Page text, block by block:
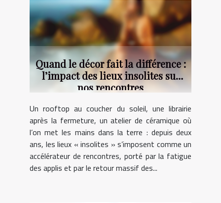
Quand le décor fait la différence :
l’impact des lieux insolites sur
nos rencontres
Un rooftop au coucher du soleil, une librairie
après la fermeture, un atelier de céramique où
l’on met les mains dans la terre : depuis deux
ans, les lieux « insolites » s’imposent comme un
accélérateur de rencontres, porté par la fatigue
des applis et par le retour massif des...